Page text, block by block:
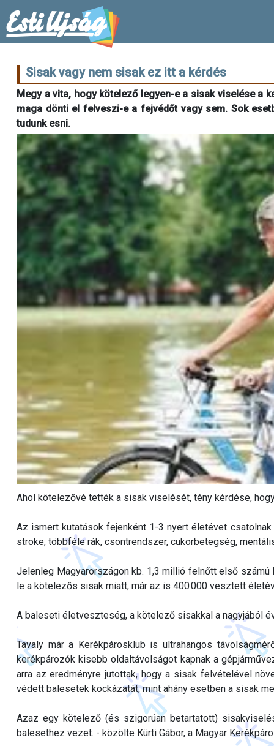
Sisak vagy nem sisak ez itt a kérdés
Megy a vita, hogy kötelező legyen-e a sisak viselése a
maga dönti el felveszi-e a fejvédőt vagy sem. Sok
tudunk esni.
Ahol kötelezővé tették a sisak viselését, tény kérdése,
Az ismert kutatások fejenként 1-3 nyert életévet
stroke, többféle rák, csontrendszer, cukorbetegség,
Jelenleg Magyarországon kb. 1,3 millió felnőtt első
le a kötelezős sisak miatt, már az is 400 000 vesztett
A baleseti életveszteség, a kötelező sisakkal a nagyjából
Tavaly már a Kerékpárosklub is ultrahangos
kerékpározók kisebb oldaltávolságot kapnak a
arra az eredményre jutottak, hogy a sisak felvételével
védett balesetek kockázatát, mint ahány esetben a sisak
Azaz egy kötelező (és szigorúan betartatott)
balesethez vezet. - közölte Kürti Gábor, a Magyar